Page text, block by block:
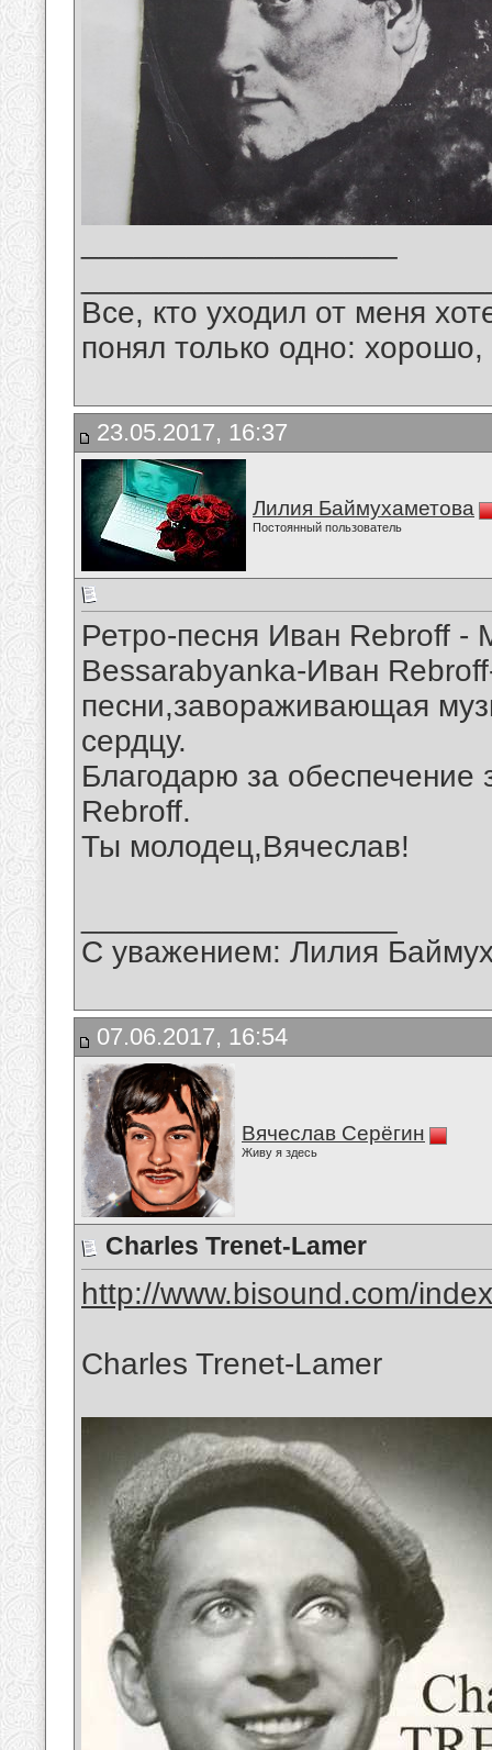
Все, кто уходил от меня
понял только одно:
23.05.2017, 16:37
Лилия Баймухаметова
Постоянный пользователь
Ретро-песня Иван Rebroff -
Bessarabyanka-Иван
песни,завораживающая
сердцу.
Благодарю за обеспечение
Rebroff.
Ты молодец,Вячеслав!
С уважением: Лилия
07.06.2017, 16:54
Вячеслав Серёгин
Живу я здесь
Charles Trenet-Lamer
http://www.bisound.com/
Charles Trenet-Lamer